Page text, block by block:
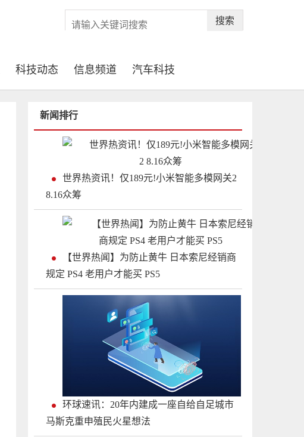
搜索
科技动态 信息频道 汽车科技
新闻排行
世界热资讯！仅189元!小米智能多模网关2
8.16众筹
【世界热闻】为防止黄牛 日本索尼经销商
规定 PS4 老用户才能买 PS5
环球速讯：20年内建成一座自给自足城市
马斯克重申殖民火星想法